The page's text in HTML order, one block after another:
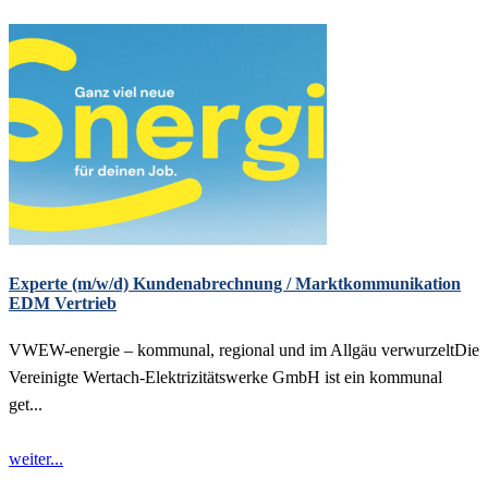
Experte (m/w/d) Kundenabrechnung / Marktkommunikation
EDM Vertrieb
VWEW-energie – kommunal, regional und im Allgäu verwurzeltDie
Vereinigte Wertach-Elektrizitätswerke GmbH ist ein kommunal
get...
weiter...